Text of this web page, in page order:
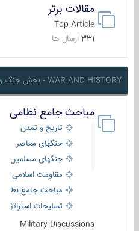
مقالات برتر
Top Article
331 ارسال ها
WAR AND HISTORY - بخش جنگ و تاریخ
مباحث جامع نظامی
تاریخ و تمدن
جنگهای معاصر
جنگهای مسلمین
مقاومت اسلامی
مباحث جامع نظامی
تسلیحات استراتژیک
Military Discussions